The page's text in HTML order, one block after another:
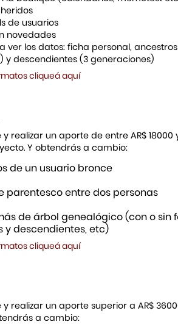
de usuarios
novedades
ver los datos: ficha personal,
y descendientes (3 generaciones)
cliqueá aquí
realizar un aporte de entre AR$ 18000
Y obtendrás a cambio:
de un usuario bronce
parentesco entre dos personas
de árbol genealógico (con o sin
y descendientes, etc)
cliqueá aquí
realizar un aporte superior a AR$
a cambio: